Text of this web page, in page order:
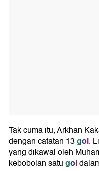
Tak cuma itu, Arkhan
dengan catatan 13gol.
yang dikawal oleh
kebobolan satugol